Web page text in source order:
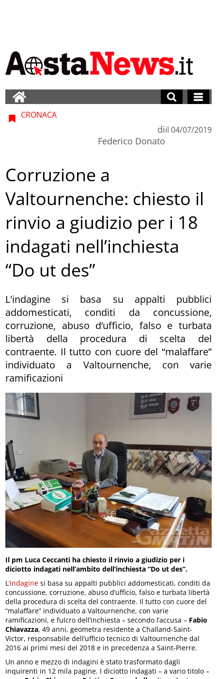
CRONACA
di
Federico Donato
il 04/07/2019
Corruzione a
Valtournenche: chiesto il
rinvio a giudizio per i 18
indagati nell’inchiesta
“Do ut des”
L'indagine si basa su appalti pubblici
addomesticati, conditi da concussione,
corruzione, abuso d’ufficio, falso e turbata
libertà della procedura di scelta del
contraente. Il tutto con cuore del “malaffare”
individuato a Valtournenche, con varie
ramificazioni
Il pm Luca Ceccanti ha chiesto il rinvio a giudizio per i
diciotto indagati nell’ambito dell’inchiesta “Do ut des”.
L‘indagine si basa su appalti pubblici addomesticati, conditi da
concussione, corruzione, abuso d’ufficio, falso e turbata libertà
della procedura di scelta del contraente. Il tutto con cuore del
“malaffare” individuato a Valtournenche, con varie
ramificazioni, e fulcro dell’inchiesta – secondo l’accusa – Fabio
Chiavazza, 49 anni, geometra residente a Challand-Saint-
Victor, responsabile dell’ufficio tecnico di Valtournenche dal
2016 ai primi mesi del 2018 e in precedenza a Saint-Pierre.
Un anno e mezzo di indagini è stato trasformato dagli
inquirenti in 12 mila pagine. I diciotto indagati – a vario titolo –